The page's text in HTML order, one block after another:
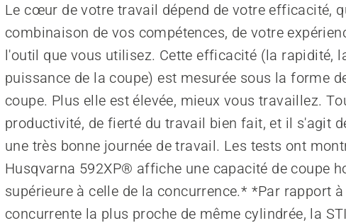
Le cœur de votre travail dépend de votre efficacité,
combinaison de vos compétences, de votre
l'outil que vous utilisez. Cette efficacité (la rapidité,
puissance de la coupe) est mesurée sous la forme
coupe. Plus elle est élevée, mieux vous travaillez.
productivité, de fierté du travail bien fait, et il s'agit
une très bonne journée de travail. Les tests ont
Husqvarna 592XP® affiche une capacité de coupe
supérieure à celle de la concurrence.* *Par rapport
concurrente la plus proche de même cylindrée, la